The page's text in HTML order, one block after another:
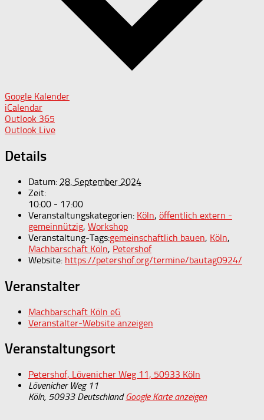
Google Kalender
iCalendar
Outlook 365
Outlook Live
Details
Datum: 28. September 2024
Zeit:
10:00 - 17:00
Veranstaltungskategorien: Köln, öffentlich extern -
gemeinnützig, Workshop
Veranstaltung-Tags:gemeinschaftlich bauen, Köln,
Machbarschaft Köln, Petershof
Website: https://petershof.org/termine/bautag0924/
Veranstalter
Machbarschaft Köln eG
Veranstalter-Website anzeigen
Veranstaltungsort
Petershof, Lövenicher Weg 11, 50933 Köln
Lövenicher Weg 11
Köln, 50933 Deutschland Google Karte anzeigen